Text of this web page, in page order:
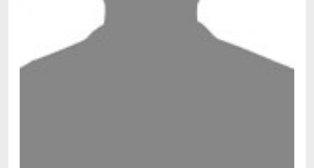
Abrahamson, Emmy
Abu-Jaber, Diana
Abulhawa, Susan
Aburas, Lone